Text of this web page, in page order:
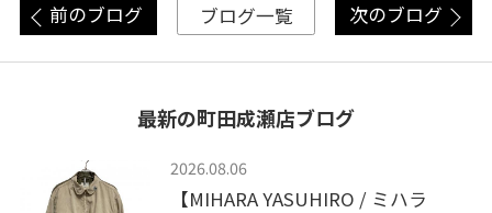
前のブログ ブログ一覧 次のブログ
最新の町田成瀬店ブログ
2026.08.06
【MIHARA YASUHIRO / ミハラ